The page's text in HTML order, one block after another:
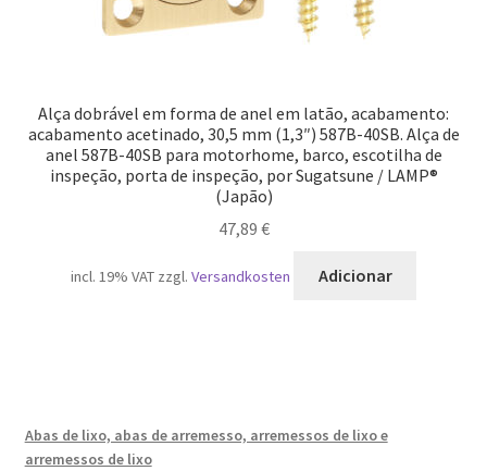
Alça dobrável em forma de anel em latão, acabamento:
acabamento acetinado, 30,5 mm (1,3″) 587B-40SB. Alça de
anel 587B-40SB para motorhome, barco, escotilha de
inspeção, porta de inspeção, por Sugatsune / LAMP®
(Japão)
47,89 €
incl. 19% VAT zzgl. Versandkosten Adicionar
Abas de lixo, abas de arremesso, arremessos de lixo e
arremessos de lixo